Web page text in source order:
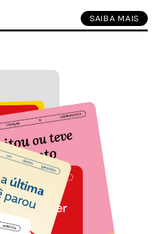
SAIBA MAIS